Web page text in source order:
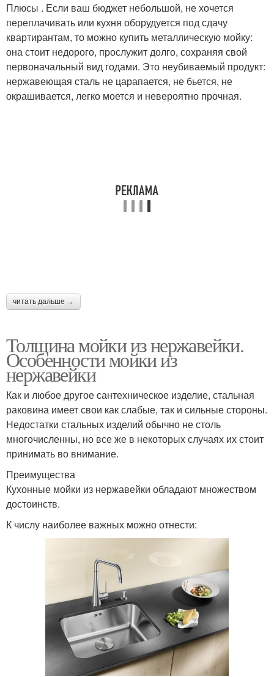
Плюсы . Если ваш бюджет небольшой, не хочется
переплачивать или кухня оборудуется под сдачу
квартирантам, то можно купить металлическую мойку:
она стоит недорого, прослужит долго, сохраняя свой
первоначальный вид годами. Это неубиваемый продукт:
нержавеющая сталь не царапается, не бьется, не
окрашивается, легко моется и невероятно прочная.
читать дальше →
Толщина мойки из нержавейки.
Особенности мойки из
нержавейки
Как и любое другое сантехническое изделие, стальная
раковина имеет свои как слабые, так и сильные стороны.
Недостатки стальных изделий обычно не столь
многочисленны, но все же в некоторых случаях их стоит
принимать во внимание.
Преимущества
Кухонные мойки из нержавейки обладают множеством
достоинств.
К числу наиболее важных можно отнести: